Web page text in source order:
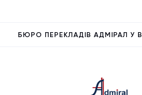
БЮРО ПЕРЕКЛАДІВ АДМІРАЛ У